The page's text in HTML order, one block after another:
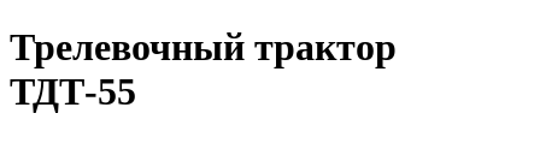
Трелевочный трактор
ТДТ-55